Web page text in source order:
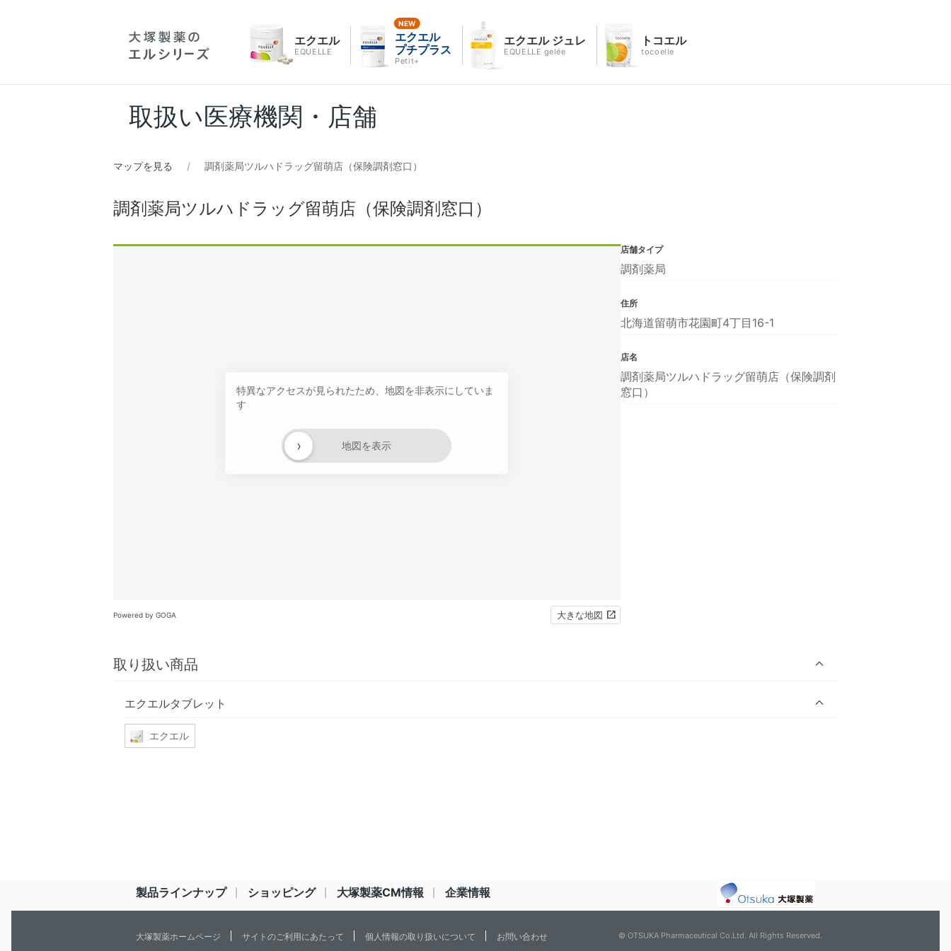
エクエル
EQUELLE
エクエル
プチプラス
Petit+
エクエル ジュレ
EQUELLE gelée
トコエル
tocoelle
取扱い医療機関・店舗
マップを見る 調剤薬局ツルハドラッグ留萌店（保険調剤窓口）
調剤薬局ツルハドラッグ留萌店（保険調剤窓口）
特異なアクセスが見られたため、地図を非表示にしていま
す
地図を表示
›
Powered by GOGA 大きな地図
取り扱い商品
エクエルタブレット
エクエル
店舗タイプ
調剤薬局
住所
北海道留萌市花園町4丁目16-1
店名
調剤薬局ツルハドラッグ留萌店（保険調剤
窓口）
製品ラインナップ ショッピング 大塚製薬CM情報 企業情報
大塚製薬ホームページ サイトのご利用にあたって 個人情報の取り扱いについて お問い合わせ © OTSUKA Pharmaceutical Co.Ltd. All Rights Reserved.